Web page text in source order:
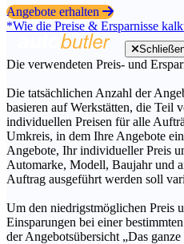
Angebote erhalten
*Wie die Preise & Ersparnisse
Die verwendeten Preis- und
Die tatsächlichen Anzahl der
basieren auf Werkstätten, die Teil
individuellen Preisen für alle
Umkreis, in dem Ihre Angebote
Angebote, Ihr individueller Preis
Automarke, Modell, Baujahr und
Auftrag ausgeführt werden soll
Um den niedrigstmöglichen Preis
Einsparungen bei einer
der Angebotsübersicht „Das